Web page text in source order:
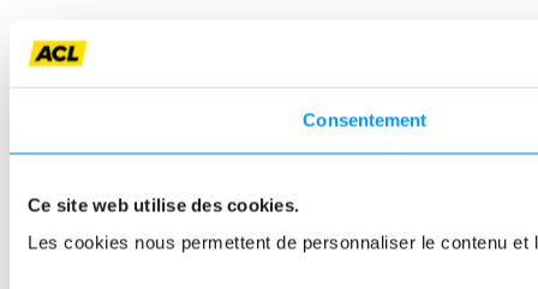
Consentement
Ce site web utilise des cookies.
Les cookies nous permettent de personnaliser le contenu